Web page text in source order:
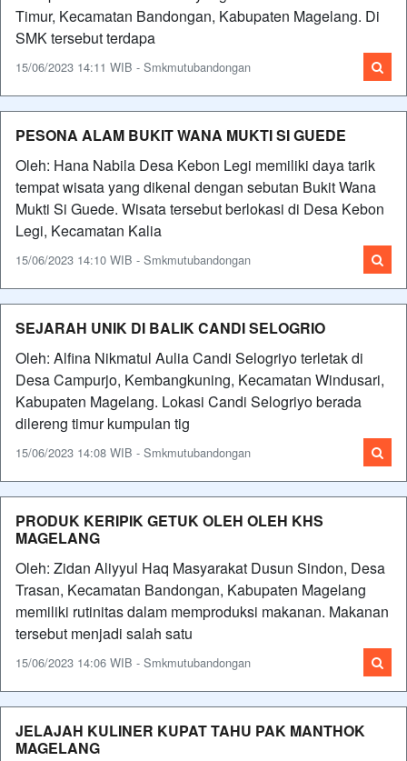
Timur, Kecamatan Bandongan, Kabupaten Magelang. Di
SMK tersebut terdapa
15/06/2023 14:11 WIB - Smkmutubandongan
PESONA ALAM BUKIT WANA MUKTI SI GUEDE
Oleh: Hana Nabila Desa Kebon Legi memiliki daya tarik
tempat wisata yang dikenal dengan sebutan Bukit Wana
Mukti Si Guede. Wisata tersebut berlokasi di Desa Kebon
Legi, Kecamatan Kalia
15/06/2023 14:10 WIB - Smkmutubandongan
SEJARAH UNIK DI BALIK CANDI SELOGRIO
Oleh: Alfina Nikmatul Aulia Candi Selogriyo terletak di
Desa Campurjo, Kembangkuning, Kecamatan Windusari,
Kabupaten Magelang. Lokasi Candi Selogriyo berada
dilereng timur kumpulan tig
15/06/2023 14:08 WIB - Smkmutubandongan
PRODUK KERIPIK GETUK OLEH OLEH KHS
MAGELANG
Oleh: Zidan Aliyyul Haq Masyarakat Dusun Sindon, Desa
Trasan, Kecamatan Bandongan, Kabupaten Magelang
memiliki rutinitas dalam memproduksi makanan. Makanan
tersebut menjadi salah satu
15/06/2023 14:06 WIB - Smkmutubandongan
JELAJAH KULINER KUPAT TAHU PAK MANTHOK
MAGELANG